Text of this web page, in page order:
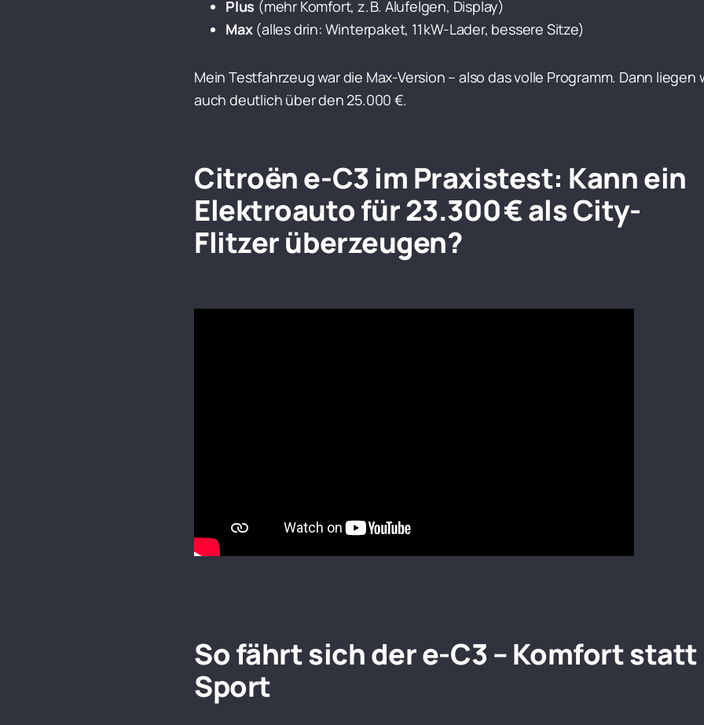
Plus (mehr Komfort, z. B. Alufelgen, Display)
Max(alles drin: Winterpaket, 11 kW-Lader, bessere Sitze)
Mein Testfahrzeug war die Max-Version – also das volle Programm. Dann liegen
auch deutlich über den 25.000 €.
Citroën e-C3 im Praxistest: Kann ein
Elektroauto für 23.300 € als City-
Flitzer überzeugen?
So fährt sich der e-C3 – Komfort statt
Sport